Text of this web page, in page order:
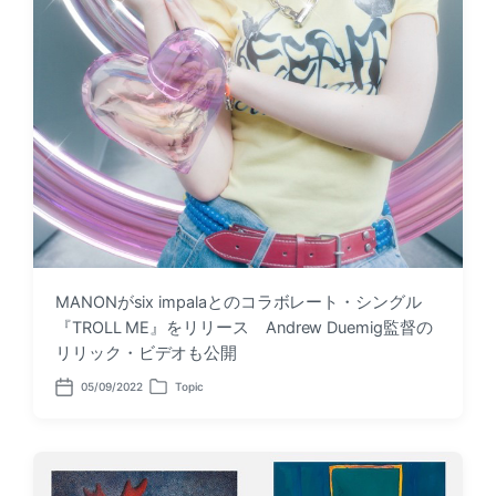
MANONがsix impalaとのコラボレート・シングル
『TROLL ME』をリリース Andrew Duemig監督の
リリック・ビデオも公開
P
a
t
05/09/2022 P
d
i
Topic